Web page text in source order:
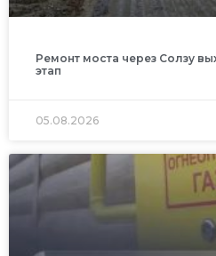
Ремонт моста через Солзу
этап
05.08.2026